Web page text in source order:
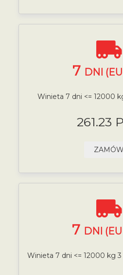
7 DNI
Winieta 7 dni <= 12000
261.23
ZAMÓW
7 DNI
Winieta 7 dni <= 12000 kg 3